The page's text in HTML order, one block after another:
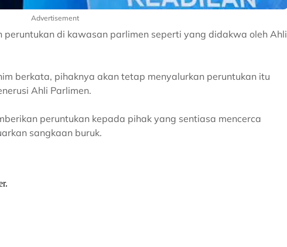
Advertisement
peruntukan di kawasan parlimen seperti yang didakwa oleh Ahli
berkata, pihaknya akan tetap menyalurkan peruntukan itu
Ahli Parlimen.
peruntukan kepada pihak yang sentiasa mencerca
sangkaan buruk.